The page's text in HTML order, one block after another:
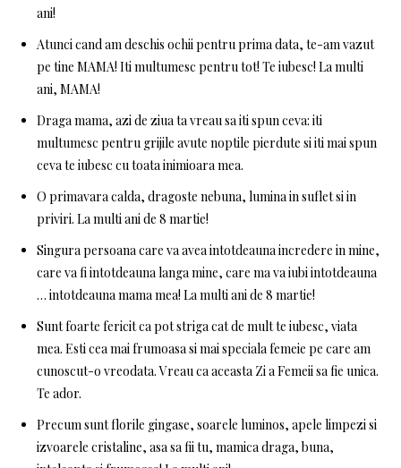
ani!
Atunci cand am deschis ochii pentru prima data, te-am vazut
pe tine MAMA! Iti multumesc pentru tot! Te iubesc! La multi
ani, MAMA!
Draga mama, azi de ziua ta vreau sa iti spun ceva: iti
multumesc pentru grijile avute noptile pierdute si iti mai spun
ceva te iubesc cu toata inimioara mea.
O primavara calda, dragoste nebuna, lumina in suflet si in
priviri. La multi ani de 8 martie!
Singura persoana care va avea intotdeauna incredere in mine,
care va fi intotdeauna langa mine, care ma va iubi intotdeauna
… intotdeauna mama mea! La multi ani de 8 martie!
Sunt foarte fericit ca pot striga cat de mult te iubesc, viata
mea. Esti cea mai frumoasa si mai speciala femeie pe care am
cunoscut-o vreodata. Vreau ca aceasta Zi a Femeii sa fie unica.
Te ador.
Precum sunt florile gingase, soarele luminos, apele limpezi si
izvoarele cristaline, asa sa fii tu, mamica draga, buna,